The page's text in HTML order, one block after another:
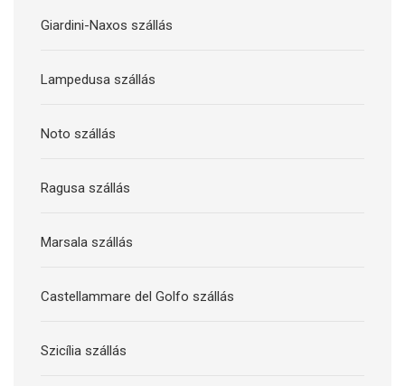
Giardini-Naxos szállás
Lampedusa szállás
Noto szállás
Ragusa szállás
Marsala szállás
Castellammare del Golfo szállás
Szicília szállás